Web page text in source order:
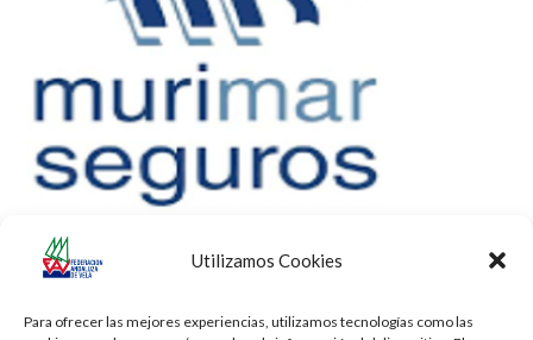
Utilizamos Cookies
Para ofrecer las mejores experiencias, utilizamos tecnologías como las